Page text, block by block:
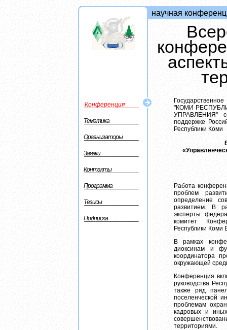
научная
Конференция
Тематика
Организаторы
Заявки
Контакты
Программа
Тезисы
Подписка
"КОМИ
УПРАВЛЕНИЯ"
поддержке
Республики Коми
Работа
проблем
определение
развитием. В
эксперты
комитет
Республики Коми
В рамках
диоксинам и
координатора
окружающей
Конференция
руководства
также ряд
поселенческой
проблемам
кадровых и
территориями.